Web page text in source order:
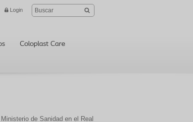
Login
Coloplast Care
de Sanidad en el Real